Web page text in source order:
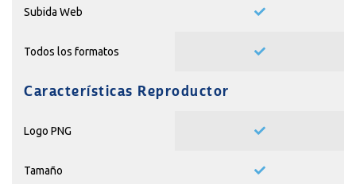
Subida Web
Todos los formatos
Características Reproductor
Logo PNG
Tamaño